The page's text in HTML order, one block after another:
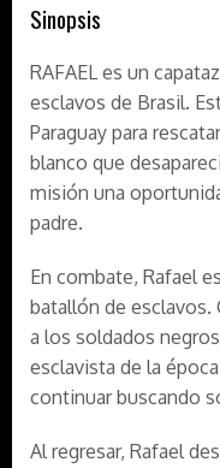
Sinopsis
RAFAEL es un
esclavos de Brasil.
Paraguay para
blanco que
misión una
padre.
En combate, Rafael
batallón de esclavos.
a los soldados
esclavista de la
continuar buscando
Al regresar, Rafael